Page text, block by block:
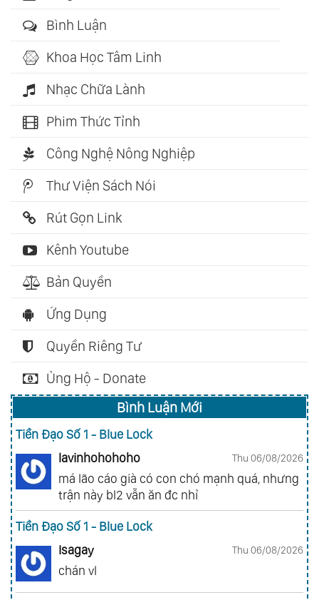
Bình Luận
Khoa Học Tâm Linh
Nhạc Chữa Lành
Phim Thức Tỉnh
Công Nghệ Nông Nghiệp
Thư Viện Sách Nói
Rút Gọn Link
Kênh Youtube
Bản Quyền
Ứng Dụng
Quyền Riêng Tư
Ủng Hộ - Donate
Bình Luận Mới
Tiền Đạo Số 1 - Blue Lock
lavinhohohoho
Thu 06/08/2026
má lão cáo già có con chó mạnh quá, nhưng
trận này bl2 vẫn ăn đc nhỉ
Tiền Đạo Số 1 - Blue Lock
Isagay
Thu 06/08/2026
chán vl